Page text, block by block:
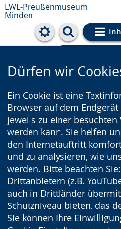
LWL-Preußenmuseum
Minden
Cookie-
Dürfen wir
Ein Cookie ist eine
Browser auf dem
jeweils zu einer besuchten
werden kann. Sie helfen
den Internetauftritt
und zu analysieren, wie
werden. Bitte beachten
Drittanbietern (z.B.
auch in Drittländer
Schutzniveau bieten, das
Sie können Ihre